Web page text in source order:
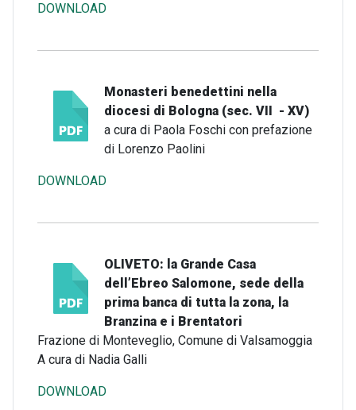
DOWNLOAD
Monasteri benedettini nella
diocesi di Bologna (sec. VII - XV)
a cura di Paola Foschi con prefazione
di Lorenzo Paolini
DOWNLOAD
OLIVETO: la Grande Casa
dell’Ebreo Salomone, sede della
prima banca di tutta la zona, la
Branzina e i Brentatori
Frazione di Monteveglio, Comune di Valsamoggia
A cura di Nadia Galli
DOWNLOAD